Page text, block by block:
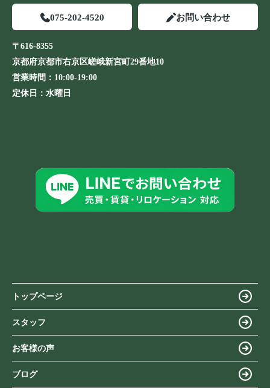
075-202-4520 お問い合わせ
〒616-8355
京都府京都市右京区嵯峨新宮町29番地10
営業時間： 10:00-19:00
定休日： 水曜日
トップページ
スタッフ
お客様の声
ブログ